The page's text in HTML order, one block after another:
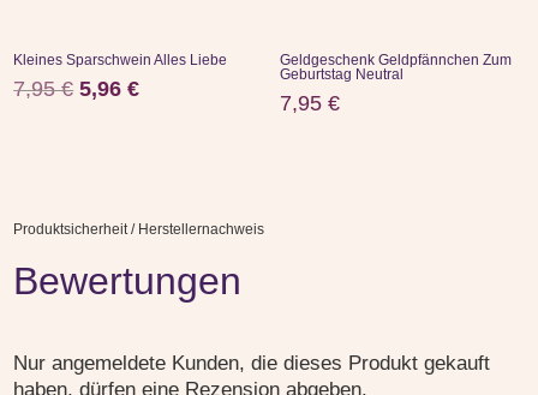
Kleines Sparschwein Alles Liebe
7,95€ Ursprünglicher
5,96€Aktueller
Geldgeschenk Geldpfännchen Zum
Geburtstag Neutral
7,95 €
Produktsicherheit / Herstellernachweis
Bewertungen
Nur angemeldete Kunden, die dieses Produkt gekauft
haben, dürfen eine Rezension abgeben.